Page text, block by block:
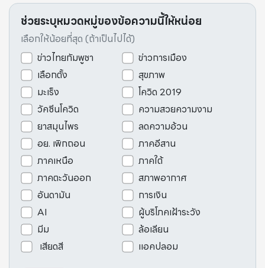
ช่วยระบุหมวดหมู่ของข้อความนี้ให้หน่อย
เลือกให้น้อยที่สุด (ถ้าเป็นไปได้)
ข่าวไทยกัมพูชา
ข่าวการเมือง
เลือกตั้ง
สุขภาพ
มะเร็ง
โควิด 2019
วัคซีนโควิด
ความสวยความงาม
ยาสมุนไพร
ลดความอ้วน
อย. เพิกถอน
ภาคอีสาน
ภาคเหนือ
ภาคใต้
ภาคตะวันออก
สภาพอากาศ
อันดามัน
การเงิน
AI
ผู้บริโภคเฝ้าระวัง
มีม
ล้อเลียน
เสียดสี
แอคปลอม